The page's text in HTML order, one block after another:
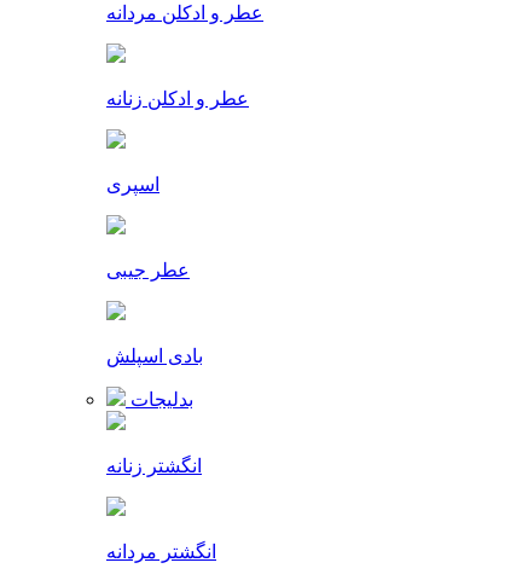
عطر و ادکلن مردانه
عطر و ادکلن زنانه
اسپری
عطر جیبی
بادی اسپلش
بدلیجات
انگشتر زنانه
انگشتر مردانه